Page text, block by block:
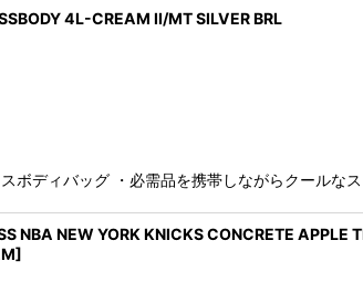
4L-CREAM II/MT SILVER BRL
ボディバッグ ・必需品を携帯しながらクール
NBA NEW YORK KNICKS CONCRETE APPLE
]